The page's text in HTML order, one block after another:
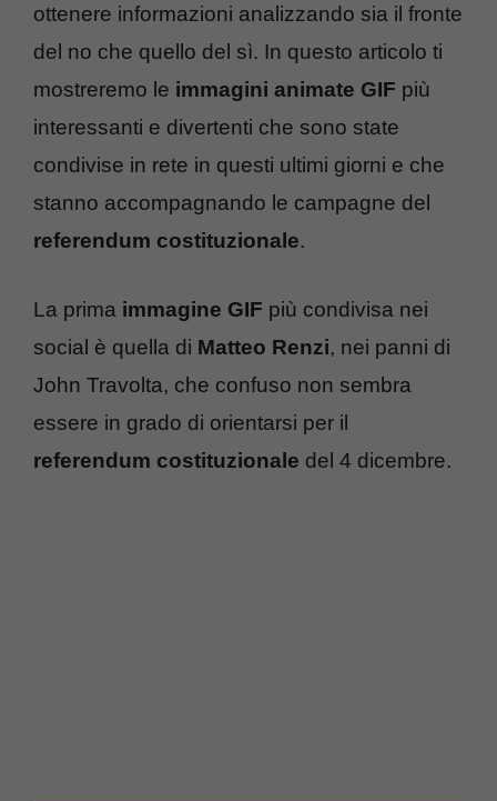
ottenere informazioni analizzando sia il fronte
del no che quello del sì. In questo articolo ti
mostreremo le immagini animate GIF più
interessanti e divertenti che sono state
condivise in rete in questi ultimi giorni e che
stanno accompagnando le campagne del
referendum costituzionale.
La prima immagine GIF più condivisa nei
social è quella di Matteo Renzi, nei panni di
John Travolta, che confuso non sembra
essere in grado di orientarsi per il
referendum costituzionale del 4 dicembre.